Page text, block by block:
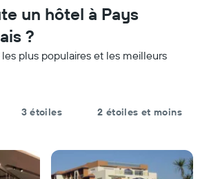
un hôtel à Pays
?
plus populaires et les meilleurs
3 étoiles 2 étoiles et moins